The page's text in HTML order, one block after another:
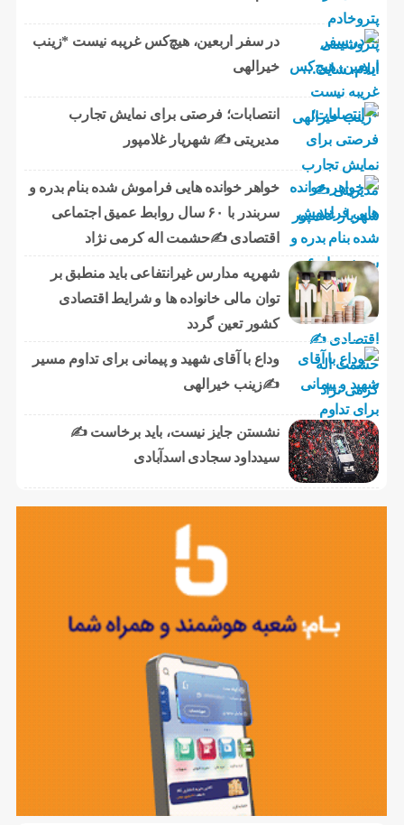
در سفر اربعین، هیچ‌کس غریبه نیست *زینب
خیرالهی
انتصابات؛ فرصتی برای نمایش تجارب
مدیریتی ✍ شهریار غلامپور
خواهر خوانده هایی فراموش شده بنام بدره و
سربندر با ۶۰ سال روابط عمیق اجتماعی
اقتصادی ✍حشمت اله کرمی نژاد
شهریه مدارس غیرانتفاعی باید منطبق بر
توان مالی خانواده ها و شرایط اقتصادی
کشور تعین گردد
وداع با آقای شهید و پیمانی برای تداوم مسیر
✍زینب خیرالهی
نشستن جایز نیست، باید برخاست ✍️
سیدداود سجادی اسدآبادی